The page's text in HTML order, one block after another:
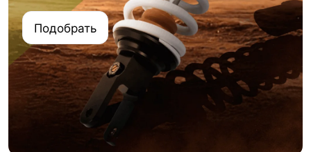
Подобрать